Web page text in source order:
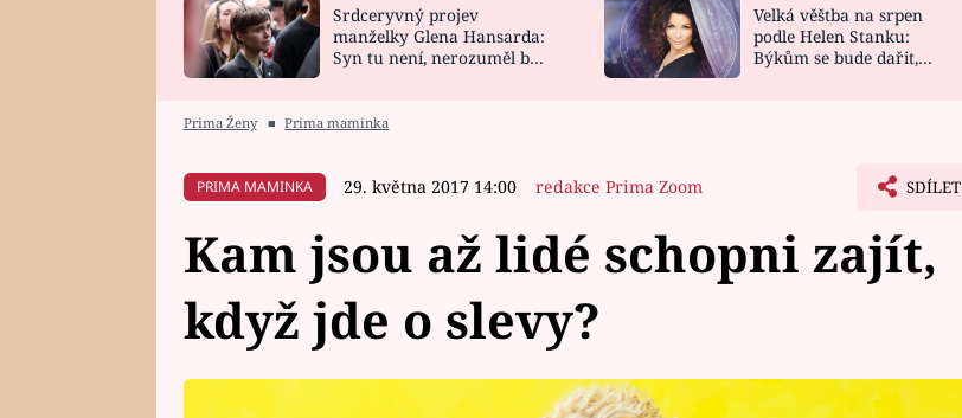
HOROSKOP NA
CELEBRITY
VAŘENÍ
NOVINKY
VIDEORECEPTY
Srdceryvný projev
manželky Glena Hansarda:
Syn tu není, nerozuměl by
Velká věštba na srpen
podle Helen Stanku:
Býkům se bude dařit,
Prima Ženy ■ Prima maminka
PRIMA MAMINKA 29. května 2017 14:00 redakce Prima Zoom SDÍLET
Kam jsou až lidé schopni zajít,
když jde o slevy?